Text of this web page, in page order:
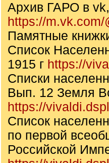
Архив ГАРО в
https://
Памятные
Список
1915 г https://
Списки
Вып. 12 Земля
https://
Список
по первой
Российской